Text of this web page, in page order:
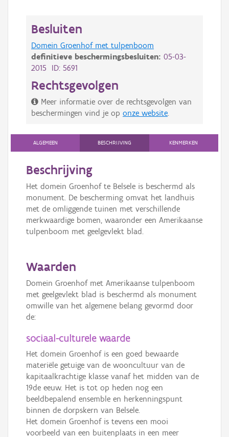
Besluiten
Domein Groenhof met tulpenboom
definitieve beschermingsbesluiten: 05-03-
2015 ID: 5691
Rechtsgevolgen
Meer informatie over de rechtsgevolgen van
beschermingen vind je op onze website
ALGEMEEN BESCHRIJVING KENMERKEN
Beschrijving
Het domein Groenhof te Belsele is beschermd als
monument. De bescherming omvat het landhuis
met de omliggende tuinen met verschillende
merkwaardige bomen, waaronder een Amerikaanse
tulpenboom met geelgevlekt blad.
Waarden
Domein Groenhof met Amerikaanse tulpenboom
met geelgevlekt blad is beschermd als monument
omwille van het algemene belang gevormd door
de:
sociaal-culturele waarde
Het domein Groenhof is een goed bewaarde
materiële getuige van de wooncultuur van de
kapitaalkrachtige klasse vanaf het midden van de
19de eeuw. Het is tot op heden nog een
beeldbepalend ensemble en herkenningspunt
binnen de dorpskern van Belsele.
Het domein Groenhof is tevens een mooi
voorbeeld van een buitenplaats in een meer